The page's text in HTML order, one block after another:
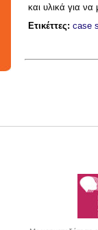
και υλικά για
Ετικέττες: case